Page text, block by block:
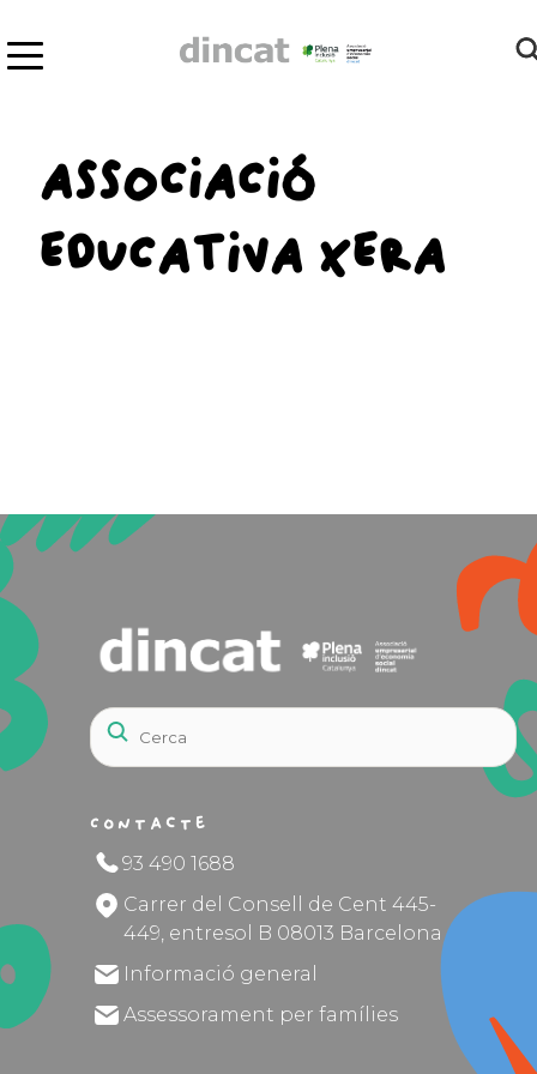
ASSOCIACIÓ
EDUCATIVA XERA
Contacte
93 490 1688
Carrer del Consell de Cent 445-
449, entresol B 08013 Barcelona
Informació general
Assessorament per famílies